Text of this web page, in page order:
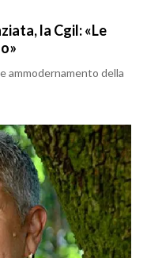
la Cgil: «Le
ammodernamento della